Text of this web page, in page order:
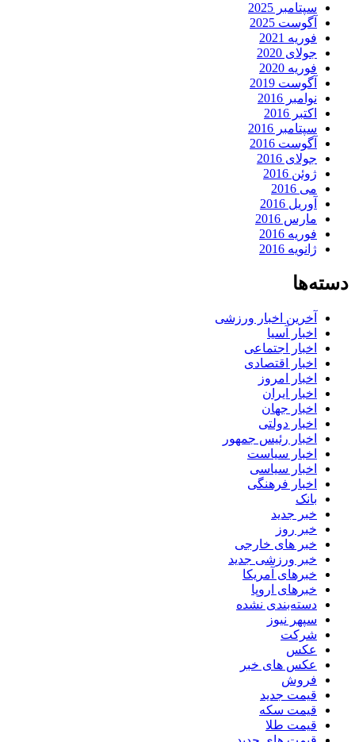
سپتامبر 2025
آگوست 2025
فوریه 2021
جولای 2020
فوریه 2020
آگوست 2019
نوامبر 2016
اکتبر 2016
سپتامبر 2016
آگوست 2016
جولای 2016
ژوئن 2016
می 2016
آوریل 2016
مارس 2016
فوریه 2016
ژانویه 2016
دسته‌ها
آخرین اخبار ورزشی
اخبار آسیا
اخبار اجتماعی
اخبار اقتصادی
اخبار امروز
اخبار ایران
اخبار جهان
اخبار دولتی
اخبار رئیس جمهور
اخبار سیاست
اخبار سیاسی
اخبار فرهنگی
بانک
خبر جدید
خبر روز
خبر های خارجی
خبر ورزشی جدید
خبرهای آمریکا
خبرهای اروپا
دسته‌بندی نشده
سپهر نیوز
شرکت
عکس
عکس های خبر
فروش
قیمت جدید
قیمت سکه
قیمت طلا